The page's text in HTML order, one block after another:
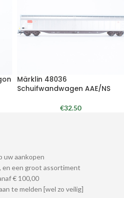
Märklin 48036
Schuifwandwagen AAE/NS
€32.50
uw aankopen
en een groot assortiment
€ 100,00
te melden [wel zo veilig]